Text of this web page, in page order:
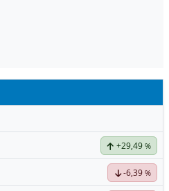
+29,49 %
-6,39 %